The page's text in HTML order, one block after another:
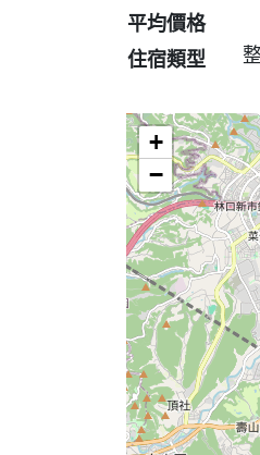
平均價格
住宿類型
+
−